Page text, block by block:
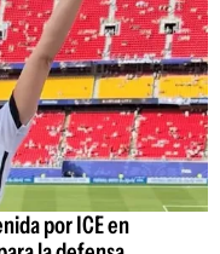
por ICE en